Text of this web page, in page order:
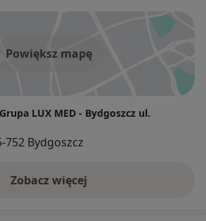
Powiększ mapę
LUX MED - Bydgoszcz ul.
752 Bydgoszcz
Zobacz więcej